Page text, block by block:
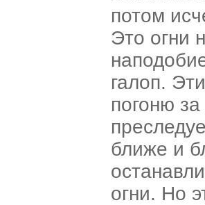
потом
Это огни
галоп.
погоню
ближе и
огни. Но